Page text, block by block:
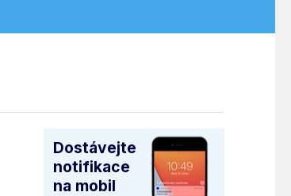
Dostávejte
notifikace
na mobil